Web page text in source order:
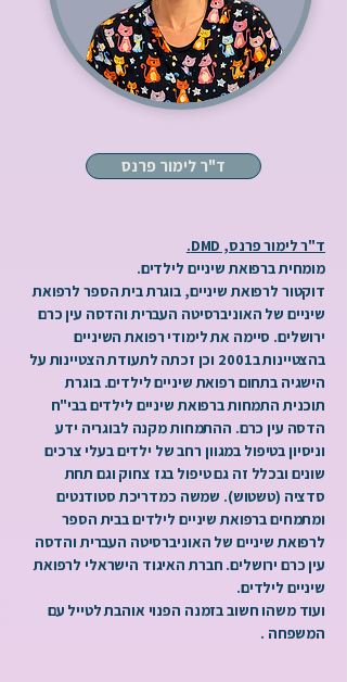
ד"ר לימור פרנס
ד"ר לימור פרנס, DMD.
מומחית ברפואת שיניים לילדים.
דוקטור לרפואת שיניים, בוגרת בית הספר לרפואת
שיניים של האוניברסיטה העברית והדסה עין כרם
ירושלים. סיימה את לימודי רפואת השיניים
בהצטיינות ב2001 וכן זכתה לתעודת הצטיינות על
הישגיה בתחום רפואת שיניים לילדים. בוגרת
תוכנית התמחות ברפואת שיניים לילדים בבי"ח
הדסה עין כרם. ההתמחות מקנה לבוגריה ידע
וניסיון בטיפול במגוון רחב של ילדים בעלי צרכים
שונים ובכלל זה גם טיפול בגז צחוק וגם תחת
סדציה (טשטוש). שמשה כמדריכת סטודנטים
ומתמחים ברפואת שיניים לילדים בבית הספר
לרפואת שיניים של האוניברסיטה העברית והדסה
עין כרם ירושלים. חברת האיגוד הישראלי לרפואת
שיניים לילדים.
ועוד משהו חשוב בזמנה הפנוי אוהבת לטייל עם
המשפחה .